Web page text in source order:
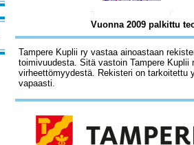
Vuonna 2009 palkittu
Tampere Kuplii ry vastaa ainoastaan
toimivuudesta. Sitä vastoin Tampere
virheettömyydestä. Rekisteri on tarkoitettu
vapaasti.